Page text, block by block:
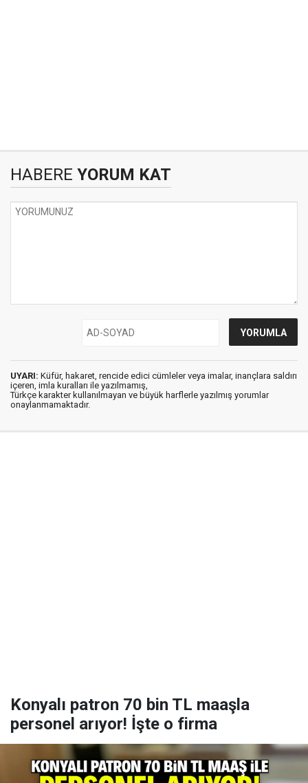
HABERE YORUM KAT
UYARI: Küfür, hakaret, rencide edici cümleler veya imalar, inançlara saldırı
içeren, imla kuralları ile yazılmamış,
Türkçe karakter kullanılmayan ve büyük harflerle yazılmış yorumlar
onaylanmamaktadır.
Konyalı patron 70 bin TL maaşla
personel arıyor! İşte o firma